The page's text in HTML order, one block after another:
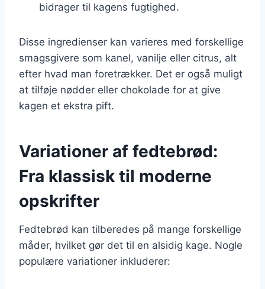
bidrager til kagens fugtighed.
Disse ingredienser kan varieres med forskellige
smagsgivere som kanel, vanilje eller citrus, alt
efter hvad man foretrækker. Det er også muligt
at tilføje nødder eller chokolade for at give
kagen et ekstra pift.
Variationer af fedtebrød:
Fra klassisk til moderne
opskrifter
Fedtebrød kan tilberedes på mange forskellige
måder, hvilket gør det til en alsidig kage. Nogle
populære variationer inkluderer: